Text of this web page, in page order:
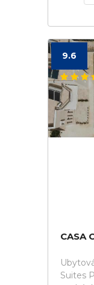
9.6
CASA
Suites